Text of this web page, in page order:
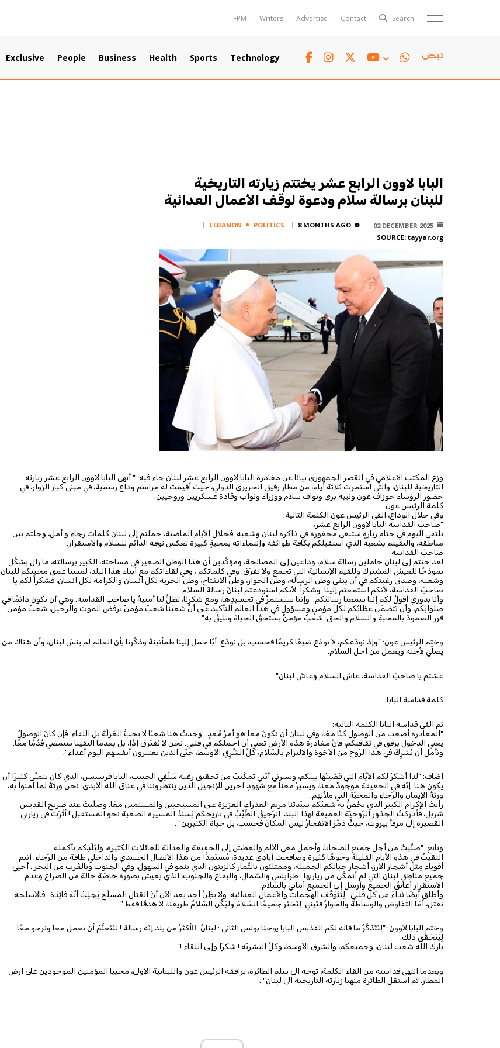
FPM Writers Advertise Contact Search
Polls
Exclusive People Business Health Sports Technology
TTV
البابا لاوون الرابع عشر يختتم زيارته التاريخية
للبنان برسالة سلام ودعوة لوقف الأعمال العدائية
02 DECEMBER 2025
8 MONTHS AGO
LEBANON
POLITICS
SOURCE: tayyar.org
وزع المكتب الاعلامي في القصر الجمهوري بيانا عن مغادرة البابا لاوون الرابع عشر لبنان جاء فيه: " أنهى البابا لاوون الرابع عشر زيارته
التاريخية للبنان، والتي استمرت ثلاثة أيام، من مطار رفيق الحريري الدولي، حيث أقيمت له مراسم وداع رسمية، في مبنى كبار الزوار، في
حضور الرؤساء جوزاف عون ونبيه بري ونواف سلام ووزراء ونواب وقادة عسكريين وروحيين.
كلمة الرئيس عون
وفي خلال الوداع، القى الرئيس عون الكلمة التالية:
"صاحبَ القداسة البابا لاوون الرابع عشر،
نلتقي اليوم في ختام زيارةٍ ستبقى محفورة في ذاكرة لبنان وشعبه. فخلال الأيام الماضية، حملتم إلى لبنان كلمات رجاء و أمل، وجلتم بين
مناطقه، والتقيتم بشعبه الذي استقبلكم بكافة طوائفه وإنتماءاته بمحبةٍ كبيرة تعكس توقه الدائم للسلام والاستقرار.
صاحبَ القداسة
لقد جئتم إلى لبنان حاملين رسالة سلام، وداعين إلى المصالحة، ومؤكّدين أن هذا الوطن الصغير في مساحته، الكبير برسالته، ما زال يشكّل
نموذجًا للعيش المشترك وللقيم الإنسانية التي تجمع ولا تفرّق. وفي كلماتكم ، وفي لقاءاتكم مع أبناء هذا البلد، لمسنا عمق محبتكم للبنان
وشعبه، وصدق رغبتكم في أن يبقى وطن الرسالة، وطن الحوار، وطن الانفتاح، وطن الحرية لكل انسان والكرامة لكل انسان، فشكراً لكم يا
صاحبَ القداسة، لأنكم استمعتم إلينا. وشكراً لأنكم استودعتم لبنانَ رسالةَ السلام.
وأنا بدوري أقولُ لكم إننا سمعنا رسالتَكم. وإننا سنستمرُ في تجسيدِها، ومع شكرِنا، تظلُّ لنا أمنيةٌ يا صاحبَ القداسة. وهي أن نكونَ دائمًا في
صلواتِكم، وأن تتضمّن عظاتُكم لكلِّ مؤمنٍ ومسؤولٍ في هذا العالم التأكيدَ على أنَّ شعبَنا شعبٌ مؤمنٌ يرفض الموتَ والرحيل، شعبٌ مؤمن
قرر الصمودَ بالمحبةِ والسلامِ والحق. شعبٌ مؤمنٌ يستحقُ الحياةَ وتليقُ به".
وختم الرئيس عون: "وإذ نودّعكم، لا نودّع ضيفًا كريمًا فحسب، بل نودّع أبًا حمل إلينا طمأنينةً وذكّرنا بأن العالم لم ينسَ لبنان، وأن هناك من
يصلّي لأجله ويعمل من أجل السلام.
عشتم يا صاحبَ القداسة، عاش السلام وعاشَ لبنان".
كلمة قداسة البابا
ثم القى قداسة البابا الكلمة التالية:
"المغادرة أصعب من الوصول كنّا معًا، وفي لبنان أن نكونَ معا هو أمرٌ مُعدٍ . وجدتُ هنا شعبًا لا يحبُّ العَزلَةَ بل اللقاء. فإن كانَ الوصولُ
يعني الدخول برفق في ثقافتِكم، فإنَّ مغادرة هذه الأرض تعني أن أحملكم في قلبي. نحن لا نَفتَرِق إذًا، بل بعدما التقينا سنمضي قُدُمًا معًا.
ونأمل أن نُشرِكَ في هذا الرّوح من الأخوة والالتزام بالسّلام، كلَّ الشَّرِقِ الأوسط، حتّى الذين يعتبرون أنفسهم اليوم أعداء".
اضاف: "لذا أشكرُ لكم الأيَّامَ التي قضَيتُها بينكم، ويسرني أنّني تمكّنتُ من تحقيق رغبة سَلَفِي الحبيب، البابا فرنسيس، الذي كان يتمنَّى كثيرًا أن
يكون هنا. إنّه في الحقيقة موجودٌ معنا، ويسيرُ معنا مع شهودٍ آخرين للإنجيل الذين ينتظروننا في عناق الله الأبدي: نحن ورثةٌ لِما آمنوا به،
ورثةُ الإيمان والرّجاءِ والمحبّة التي ملأتهم.
رأيتُ الإكرام الكبير الذي يَخُصُّ به شعبُكم سيّدتنا مريم العذراء، العزيزة على المسيحيين والمسلمين معًا. وصلَّيتُ عند ضريح القديس
شربل، فأدركتُ الجذور الرّوحيّة العميقة لهذا البلد: الرّحِيقُ الطَّيِّبُ فى تاريخكم يَسنِدُ المسيرة الصعبة نحو المستقبل ! أثَّرَت في زيارتي
القصيرة إلى مرفأ بيروت، حيثُ دَمَّرَ الانفجارُ ليس المكانَ فحسب، بل حياة الكثيرين" .
وتابع: "صلَّيتُ من أجل جميع الضحايا، وأحمل معي الألم والعطش إلى الحقيقة والعدالة للعائلات الكثيرة، ولبَلَدِكم بأكمله.
التقيتُ في هذهِ الأيام القليلة وجوهًا كثيرة وصافحت أيادِي عديدة، مُستَمِدًّا من هذا الاتصال الجسدي والداخلي طاقة من الرّجاء. أنتم
أقوياء مِثل أشجار الأرز، أشجار جبالكم الجميلة، وممتلئون بالثَّمار كالزيتون الذي ينمو في السهول، وفي الجنوب وبالقُرب من البحر . أُحيِي
جميع مناطِقِ لبنان التي لم أتمكَّن من زيارتها : طرابلس والشمال، والبقاع والجنوب، الذي يعيش بصورة خاصّةٍ حالة من الصراع وعدم
الاستقرار أعانقُ الجميع وأرسل إلى الجميع أماني بالسّلام.
وأُطلق أيضًا نداءً من كل قلبي : لِتَتَوَقَّف الهجمات والأعمال العدائية. ولا يظِنَّ أحد بعد الآن أنّ القتال المسلّحَ يَجلِبُ أَيَّةَ فائِدَة. فالأسلحة
تقتل، أمّا التفاوض والوساطة والحوارُ فتَبني. لِنَختَر جميعًا السّلامَ وليَكُن السّلامُ طريقنا، لا هدفًا فقط ".
وختم البابا لاوون: "لِنَتَذَكَّرُ ما قاله لكم القدّيس البابا يوحنا بولس الثاني : لبنانُ َأكثرُ من بلد إنّه رسالة ! لِنَتَعلَّمْ أن نعمل معا ونرجو معًا
لِيَتَحَقَّق ذلك.
بارك الله شعب لبنان، وجميعكم، والشرق الأوسط، وكلَّ البشريّة ! شكرًا وإلى اللقاء !".
وبعدما انتهى قداسته من القاء الكلمة، توجه الى سلم الطائرة، يرافقه الرئيس عون واللبنانية الاولى، محييا المؤمنين الموجودين على ارض
المطار. ثم استقل الطائرة منهيا زيارته التاريخية الى لبنان" .